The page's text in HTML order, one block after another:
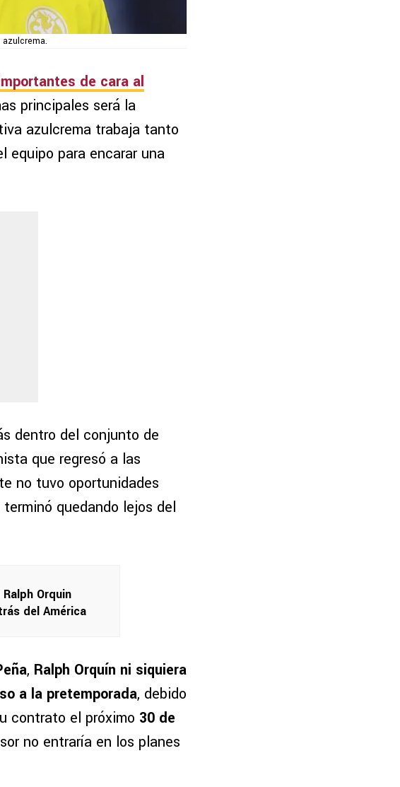
de cara al
principales será la
azulcrema trabaja tanto
equipo para encarar una
dentro del conjunto de
que regresó a las
no tuvo oportunidades
quedando lejos del
Orquin
del América
, Ralph Orquín ni siquiera
a la pretemporada, debido
contrato el próximo 30 de
no entraría en los planes